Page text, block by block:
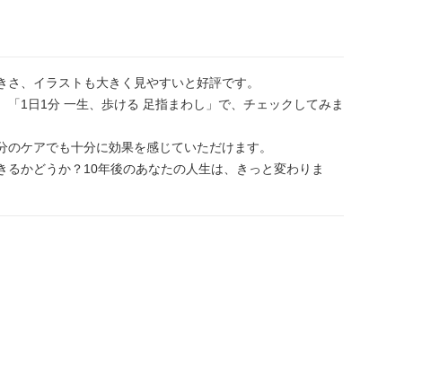
さ、イラストも大きく見やすいと好評です。
1日1分 一生、歩ける 足指まわし」で、チェックしてみま
のケアでも十分に効果を感じていただけます。
るかどうか？10年後のあなたの人生は、きっと変わりま